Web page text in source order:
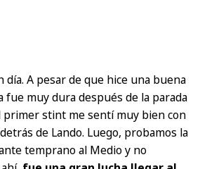
A pesar de que hice una buena
fue muy dura después de la parada
primer stint me sentí muy bien con
de Lando. Luego, probamos la
temprano al Medio y no